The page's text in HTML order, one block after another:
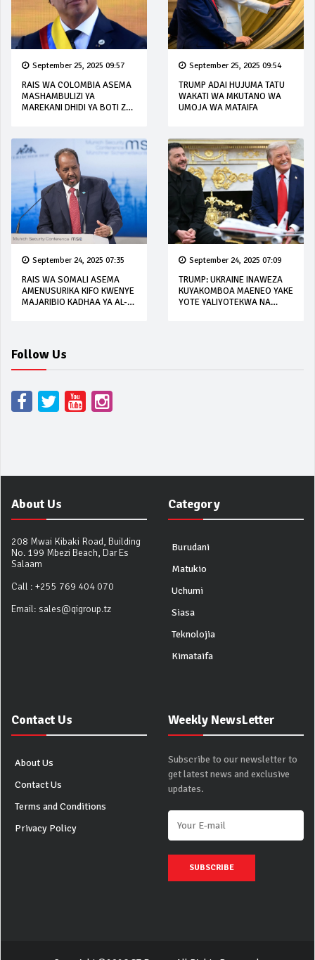
September 25, 2025 09:57
RAIS WA COLOMBIA ASEMA
MASHAMBULIZI YA
MAREKANI DHIDI YA BOTI ZA
September 25, 2025 09:54
TRUMP ADAI HUJUMA TATU
WAKATI WA MKUTANO WA
UMOJA WA MATAIFA
September 24, 2025 07:35
RAIS WA SOMALI ASEMA
AMENUSURIKA KIFO KWENYE
MAJARIBIO KADHAA YA AL-
September 24, 2025 07:09
TRUMP: UKRAINE INAWEZA
KUYAKOMBOA MAENEO YAKE
YOTE YALIYOTEKWA NA
Follow Us
About Us
208 Mwai Kibaki Road, Building
No. 199 Mbezi Beach, Dar Es
Salaam
Call : +255 769 404 070
Email: sales@qigroup.tz
Category
Burudani
Matukio
Uchumi
Siasa
Teknolojia
Kimataifa
Contact Us
About Us
Contact Us
Terms and Conditions
Privacy Policy
Weekly NewsLetter
Subscribe to our newsletter to
get latest news and exclusive
updates.
SUBSCRIBE